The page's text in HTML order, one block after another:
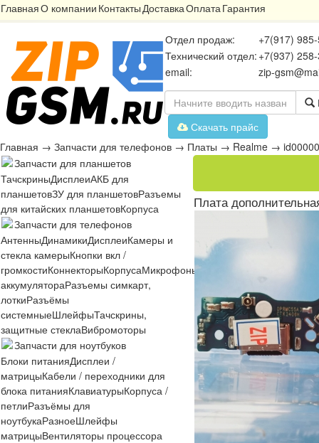
ГлавнаяО компании КонтактыДоставкаОплатаГарантия
Отдел продаж:
+7(917)
Технический отдел: +7(937)
email:
zip-
Скачать прайс
Главная → Запчасти для телефонов → Платы → Realme →
Запчасти для планшетов
ТачскриныДисплеиАКБ для
планшетовЗУ для планшетовРазъемы
для китайских планшетовКорпуса
Запчасти для телефонов
АнтенныДинамикиДисплеиКамеры и
стекла камерыКнопки вкл /
громкостиКоннекторыКорпусаМикрофоныМикросхемы
аккумулятораРазъемы симкарт,
лоткиРазъёмы
системныеШлейфыТачскрины,
защитные стеклаВибромоторы
Запчасти для ноутбуков
Блоки питанияДисплеи /
матрицыКабели / переходники для
блока питанияКлавиатурыКорпуса /
петлиРазъёмы для
ноутбукаРазноеШлейфы
матрицыВентиляторы процессора
Плата